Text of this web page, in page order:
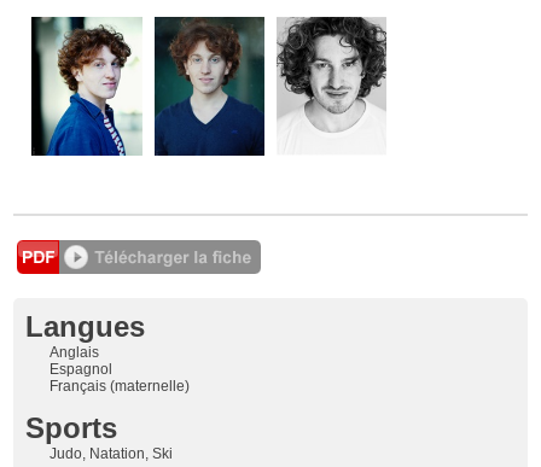
Langues
Anglais
Espagnol
Français (maternelle)
Sports
Judo, Natation, Ski